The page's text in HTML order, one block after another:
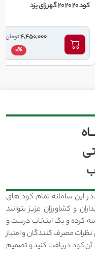
کود 20 20 20 گهر زای یزد
4,450,000تومان
0%
این سامانه تمام کود های
و کشاورزان عزیز بتوانید
کرده و یک انتخاب درست و
مصرف کنندگان و امتیاز
آن کود دریافت کنید و تصمیم